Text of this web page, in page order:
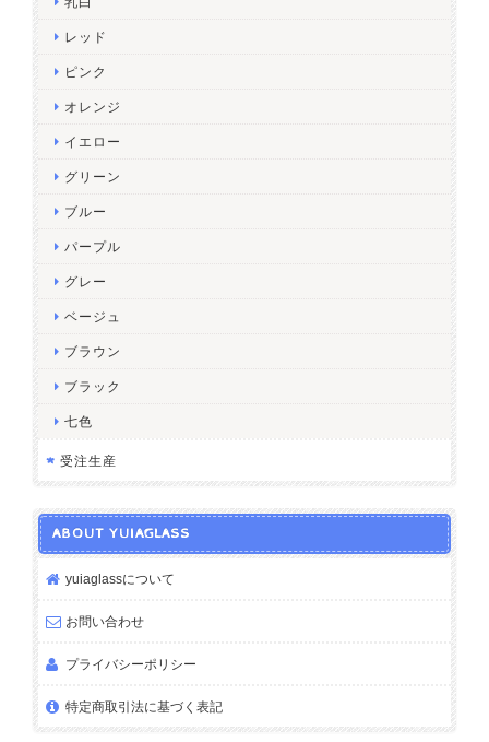
レッド
ピンク
オレンジ
イエロー
グリーン
ブルー
パープル
グレー
ベージュ
ブラウン
ブラック
七色
受注生産
ABOUT YUIAGLASS
yuiaglassについて
お問い合わせ
プライバシーポリシー
特定商取引法に基づく表記